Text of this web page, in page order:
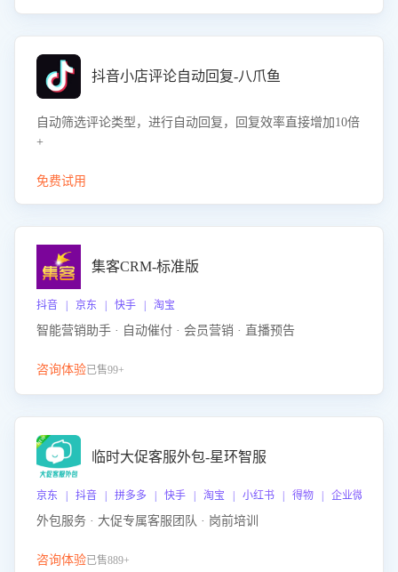
抖音小店评论自动回复-八爪鱼
自动筛选评论类型，进行自动回复，回复效率直接增加10倍
+
免费试用
集客CRM-标准版
抖音 | 京东 | 快手 | 淘宝
智能营销助手 · 自动催付 · 会员营销 · 直播预告
咨询体验已售99+
临时大促客服外包-星环智服
京东 | 抖音 | 拼多多 | 快手 | 淘宝 | 小红书 | 得物 | 企业微信
外包服务 · 大促专属客服团队 · 岗前培训
咨询体验已售889+